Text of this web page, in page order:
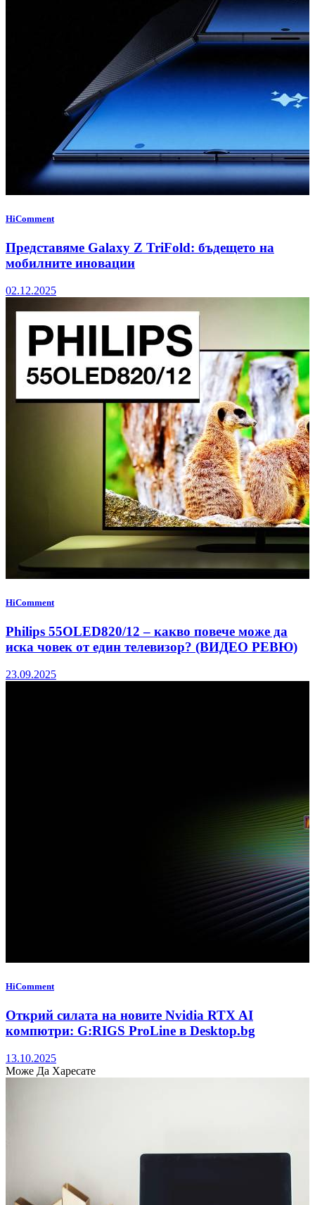
HiComment
Представяме Galaxy Z TriFold: бъдещето на
мобилните иновации
02.12.2025
HiComment
Philips 55OLED820/12 – какво повече може да
иска човек от един телевизор? (ВИДЕО РЕВЮ)
23.09.2025
HiComment
Открий силата на новите Nvidia RTX AI
компютри: G:RIGS ProLine в Desktop.bg
13.10.2025
Може Да Харесате